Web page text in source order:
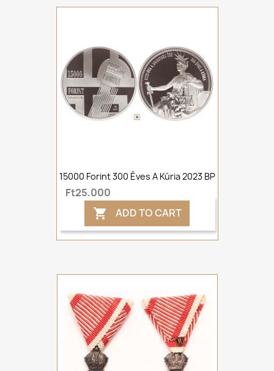
15000 Forint 300 Éves A Kúria 2023 BP
Ft25,000
 ADD TO CART